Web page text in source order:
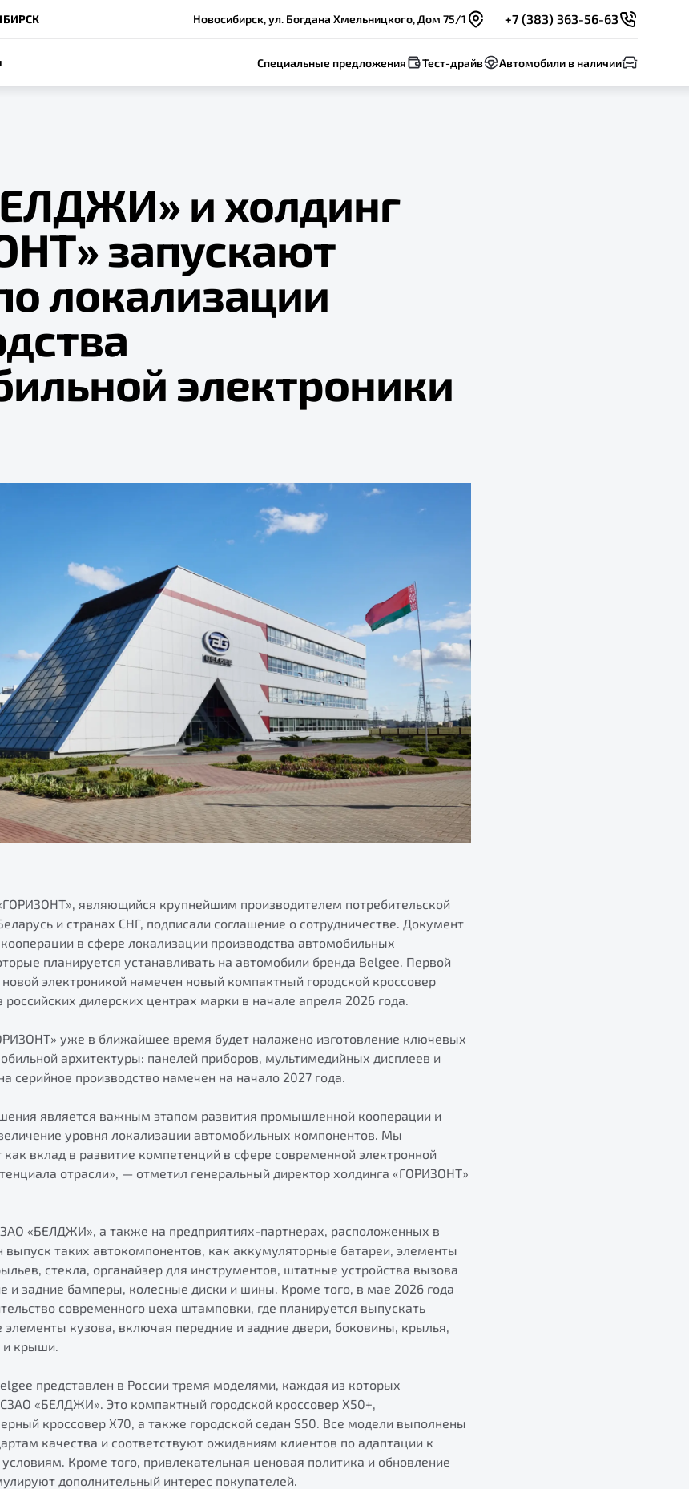
Новосибирск, ул. Богдана Хмельницкого, Дом 75/1 +7 (383) 363-56-63
Специальные предложения Тест-драйв Автомобили в наличии
и холдинг
запускают
локализации
электроники
являющийся крупнейшим производителем потребительской
и странах СНГ, подписали соглашение о сотрудничестве. Документ
в сфере локализации производства автомобильных
планируется устанавливать на автомобили бренда Belgee. Первой
электроникой намечен новый компактный городской кроссовер
дилерских центрах марки в начале апреля 2026 года.
уже в ближайшее время будет налажено изготовление ключевых
архитектуры: панелей приборов, мультимедийных дисплеев и
серийное производство намечен на начало 2027 года.
является важным этапом развития промышленной кооперации и
уровня локализации автомобильных компонентов. Мы
вклад в развитие компетенций в сфере современной электронной
отрасли», — отметил генеральный директор холдинга «ГОРИЗОНТ»
«БЕЛДЖИ», а также на предприятиях-партнерах, расположенных в
выпуск таких автокомпонентов, как аккумуляторные батареи, элементы
стекла, органайзер для инструментов, штатные устройства вызова
и задние бамперы, колесные диски и шины. Кроме того, в мае 2026 года
современного цеха штамповки, где планируется выпускать
кузова, включая передние и задние двери, боковины, крылья,
крыши.
представлен в России тремя моделями, каждая из которых
«БЕЛДЖИ». Это компактный городской кроссовер X50+,
кроссовер X70, а также городской седан S50. Все модели выполнены
качества и соответствуют ожиданиям клиентов по адаптации к
Кроме того, привлекательная ценовая политика и обновление
дополнительный интерес покупателей.